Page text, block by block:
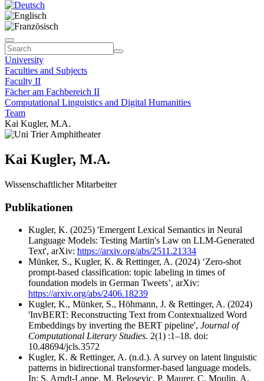
University
Faculties and Subjects
Faculty II
Fächer am Fachbereich II
Computational Linguistics and Digital Humanities
Team
Kai Kugler, M.A.
Kai Kugler, M.A.
Wissenschaftlicher Mitarbeiter
Publikationen
Kugler, K. (2025) 'Emergent Lexical Semantics in Neural
Language Models: Testing Martin's Law on LLM-Generated
Text', arXiv: https://arxiv.org/abs/2511.21334
Münker, S., Kugler, K. & Rettinger, A. (2024) ‘Zero-shot
prompt-based classification: topic labeling in times of
foundation models in German Tweets’, arXiv:
https://arxiv.org/abs/2406.18239
Kugler, K., Münker, S., Höhmann, J. & Rettinger, A. (2024)
'InvBERT: Reconstructing Text from Contextualized Word
Embeddings by inverting the BERT pipeline', Journal of
Computational Literary Studies. 2(1) :1–18. doi:
10.48694/jcls.3572
Kugler, K. & Rettinger, A. (n.d.). A survey on latent linguistic
patterns in bidirectional transformer-based language models.
In: S. Arndt‐Lappe, M. Belosevic, P. Maurer, C. Moulin, A.